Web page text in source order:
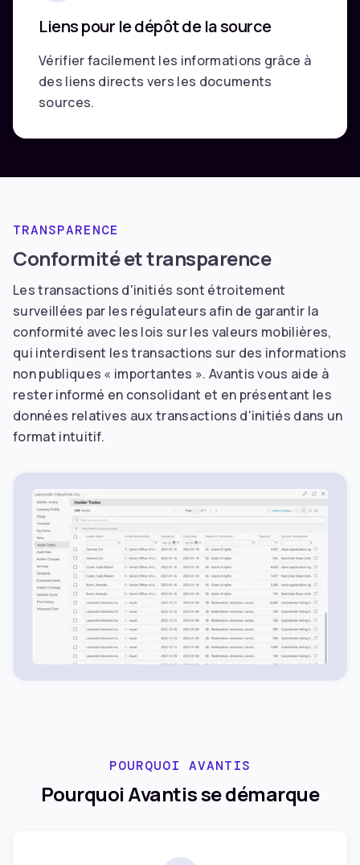
Liens pour le dépôt de la source
Vérifier facilement les informations grâce à
des liens directs vers les documents
sources.
TRANSPARENCE
Conformité et transparence
Les transactions d'initiés sont étroitement
surveillées par les régulateurs afin de garantir la
conformité avec les lois sur les valeurs mobilières,
qui interdisent les transactions sur des informations
non publiques « importantes ». Avantis vous aide à
rester informé en consolidant et en présentant les
données relatives aux transactions d'initiés dans un
format intuitif.
POURQUOI AVANTIS
Pourquoi Avantis se démarque